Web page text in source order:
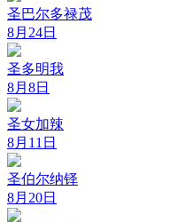
圣巴尔多禄茂
8月24日
圣多明我
8月8日
圣女加辣
8月11日
圣伯尔纳铎
8月20日